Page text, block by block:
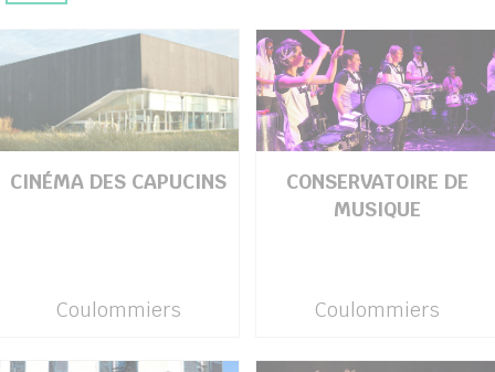
CINÉMA DES CAPUCINS
Coulommiers
CONSERVATOIRE DE
MUSIQUE
Coulommiers